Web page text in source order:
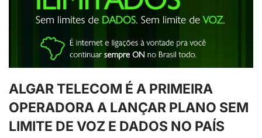
ALGAR TELECOM É A PRIMEIRA
OPERADORA A LANÇAR PLANO SEM
LIMITE DE VOZ E DADOS NO PAÍS